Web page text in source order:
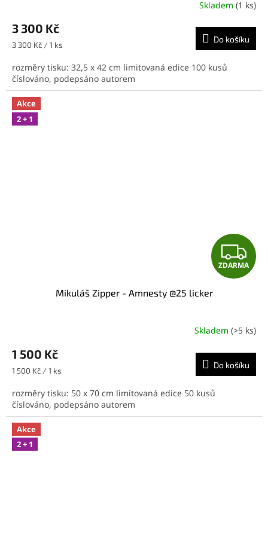
M
A
Skladem (1 ks)
3 300 Kč
Měrná
3 300 Kč / 1 ks
Do košíku
rozměry tisku: 32,5 x 42 cm limitovaná edice 100 kusů
číslováno, podepsáno autorem
Akce
2 + 1
Z
D
R
M
A
ZDARMA
Mikuláš Zipper - Amnesty @25 licker
Skladem (>5 ks)
1 500 Kč
Měrná
1 500 Kč / 1 ks
Do košíku
rozměry tisku: 50 x 70 cm limitovaná edice 50 kusů
číslováno, podepsáno autorem
Akce
2 + 1